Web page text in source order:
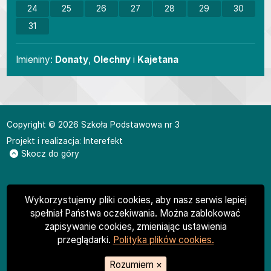
Wykorzystujemy pliki cookies, aby nasz serwis lepiej
spełniał Państwa oczekiwania. Można zablokować
zapisywanie cookies, zmieniając ustawienia
przeglądarki. Polityka plików cookies.
Rozumiem ×
24
25 26 27 28 29
30
31
Imieniny
Imieniny: Donaty, Olechny i Kajetana
Copyright © 2026 Szkoła Podstawowa nr 3
Projekt i realizacja: Interefekt
Skocz do góry